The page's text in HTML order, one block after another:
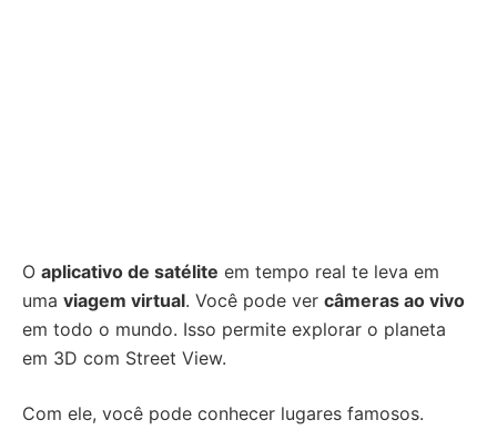
O aplicativo de satélite em tempo real te leva em
uma viagem virtual. Você pode ver câmeras ao vivo
em todo o mundo. Isso permite explorar o planeta
em 3D com Street View.
Com ele, você pode conhecer lugares famosos.